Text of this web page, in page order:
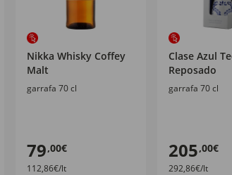
Nikka Whisky Coffey
Malt
garrafa 70 cl
79,00€
112,86€/lt
Clase Azul
Reposado
garrafa 70 cl
205,00€
292,86€/lt